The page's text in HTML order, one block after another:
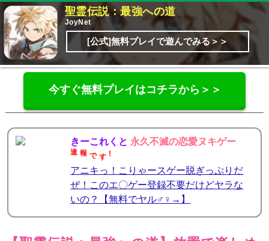
聖霊伝説：最強への道
JoyNet
[公式]無料プレイで遊んでみる＞＞
今すぐ無料プレイはコチラから＞＞
きーこれくと 永久不滅の恋愛ヌキゲー
速 報 で す !
アニキっ！こりゃースゲー脱ぎっぷりだ
ぜ！このエ〇ゲー登録不要だけどヤラな
いの？【無料でヤル♂♀→】